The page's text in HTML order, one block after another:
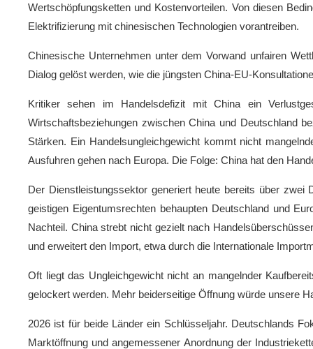
Wertschöpfungsketten und Kostenvorteilen. Von diesen
Elektrifizierung mit chinesischen Technologien vorantreiben.
Chinesische Unternehmen unter dem Vorwand unfairen
Dialog gelöst werden, wie die jüngsten China-EU-
Kritiker sehen im Handelsdefizit mit China ein
Wirtschaftsbeziehungen zwischen China und Deutschland
Stärken. Ein Handelsungleichgewicht kommt nicht
Ausfuhren gehen nach Europa. Die Folge: China hat den
Der Dienstleistungssektor generiert heute bereits über zwei
geistigen Eigentumsrechten behaupten Deutschland und
Nachteil. China strebt nicht gezielt nach
und erweitert den Import, etwa durch die Internationale
Oft liegt das Ungleichgewicht nicht an mangelnder
gelockert werden. Mehr beiderseitige Öffnung würde unsere
2026 ist für beide Länder ein Schlüsseljahr. Deutschlands
Marktöffnung und angemessener Anordnung der